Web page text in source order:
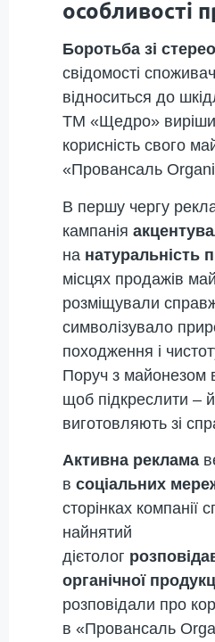
особливості
Боротьба зі
свідомості
відноситься до
ТМ «Щедро»
корисність свого
«Провансаль
В першу чергу
кампанія
на натуральність
місцях продажів
розміщували
символізувало
походження і
Поруч з майонезом
щоб підкреслити –
виготовляють зі
Активна реклама
в соціальних
сторінках компанії
найнятий
дієтолог
органічної
розповідали про
в «Провансаль